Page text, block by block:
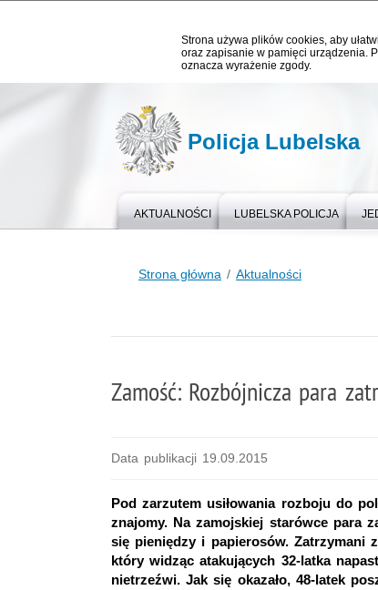
Strona używa plików cookies, aby
oraz zapisanie w pamięci urządzenia.
oznacza wyrażenie zgody.
Policja Lubelska
AKTUALNOŚCI LUBELSKA POLICJA
Strona główna Aktualności
Zamość: Rozbójnicza para
Data publikacji 19.09.2015
Pod zarzutem usiłowania rozboju do
znajomy. Na zamojskiej starówce para
się pieniędzy i papierosów. Zatrzymani
który widząc atakujących 32-latka
nietrzeźwi. Jak się okazało, 48-latek